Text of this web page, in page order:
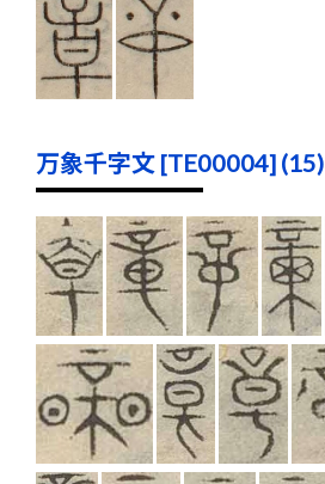
万象千字文 [TE00004] (15)